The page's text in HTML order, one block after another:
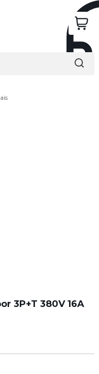
3P+T 380V 16A